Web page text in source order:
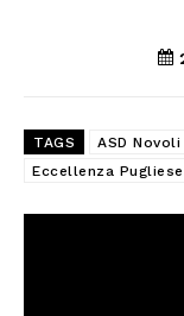
TAGS ASD Novoli
Eccellenza Pugliese